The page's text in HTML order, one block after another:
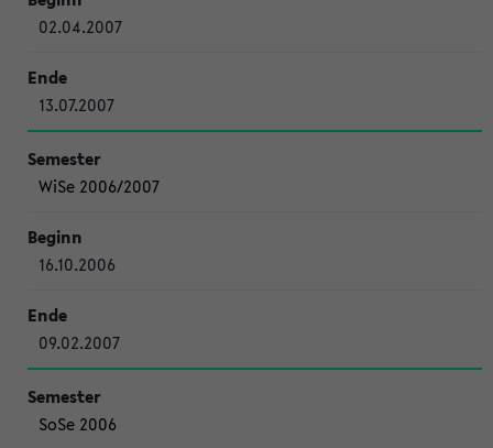
02.04.2007
13.07.2007
WiSe 2006/2007
16.10.2006
09.02.2007
SoSe 2006